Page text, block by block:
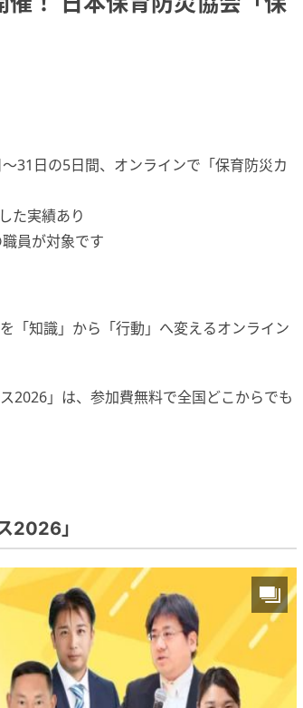
31日の5日間、オンラインで「保育防災カ
た実績あり
員が対象です
「知識」から「行動」へ変えるオンライン
2026」は、参加費無料で全国どこからでも
2026」